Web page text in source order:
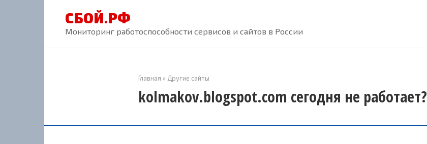
СБОЙ.РФ
Мониторинг работоспособности сервисов и сайтов в России
Главная » Другие сайты
kolmakov.blogspot.com сегодня не работает?